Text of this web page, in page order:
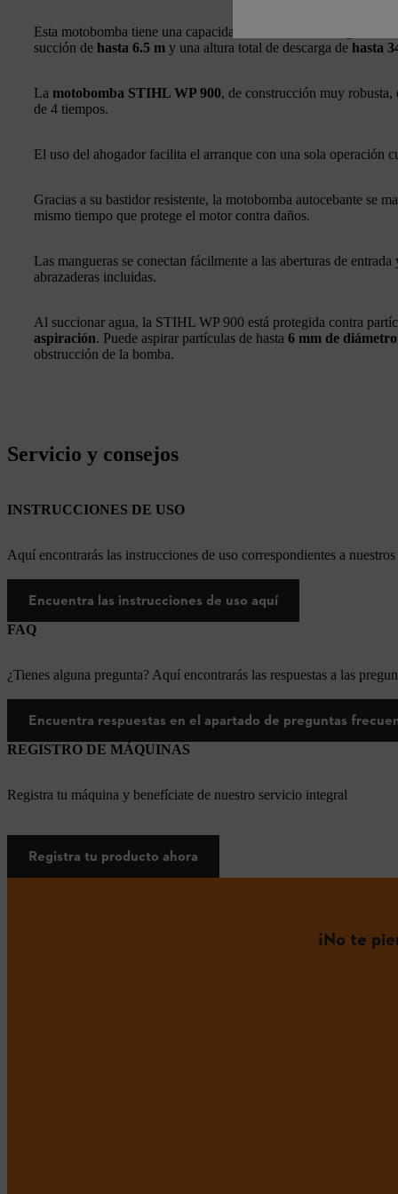
Esta motobomba tiene una capacidad máxima de descarga de
succión de hasta 6.5 m y una altura total de descarga de hasta
La motobomba STIHL WP 900, de construcción muy robusta,
de 4 tiempos.
El uso del ahogador facilita el arranque con una sola operación
Gracias a su bastidor resistente, la motobomba autocebante se
mismo tiempo que protege el motor contra daños.
Las mangueras se conectan fácilmente a las aberturas de
abrazaderas incluidas.
Al succionar agua, la STIHL WP 900 está protegida contra
aspiración. Puede aspirar partículas de hasta 6 mm de diámetro
obstrucción de la bomba.
Servicio y consejos
INSTRUCCIONES DE USO
Aquí encontrarás las instrucciones de uso correspondientes a
Encuentra las instrucciones de uso aquí
FAQ
¿Tienes alguna pregunta? Aquí encontrarás las respuestas a las
Encuentra respuestas en el apartado de preguntas
REGISTRO DE MÁQUINAS
Registra tu máquina y benefíciate de nuestro servicio integral
Registra tu producto ahora
¡No te